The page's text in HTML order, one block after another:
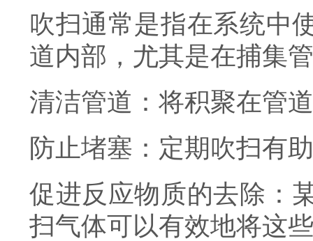
吹扫通常是指在系统中
道内部，尤其是在捕集
清洁管道：将积聚在管
防止堵塞：定期吹扫有
促进反应物质的去除：
扫气体可以有效地将这